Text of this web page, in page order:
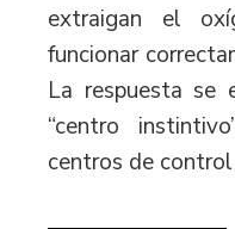
extraigan el
funcionar
La respuesta se
“centro
centros de